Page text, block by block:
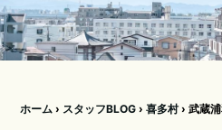
ホーム › スタッフBLOG › 喜多村 › 武蔵